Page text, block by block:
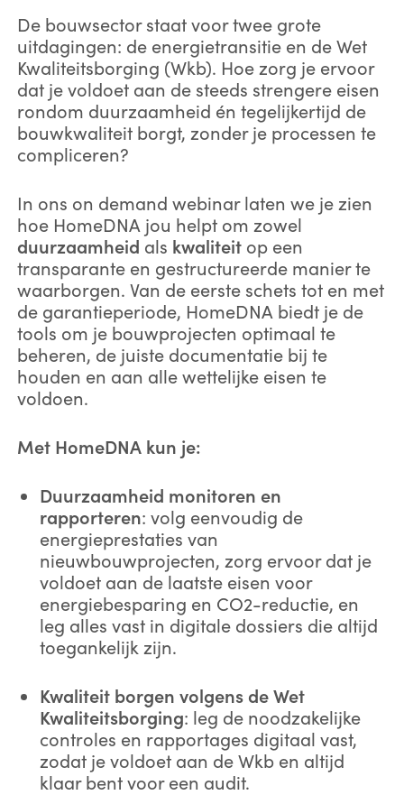
De bouwsector staat voor twee grote
uitdagingen: de energietransitie en de Wet
Kwaliteitsborging (Wkb). Hoe zorg je ervoor
dat je voldoet aan de steeds strengere eisen
rondom duurzaamheid én tegelijkertijd de
bouwkwaliteit borgt, zonder je processen te
compliceren?
In ons on demand webinar laten we je zien
hoe HomeDNA jou helpt om zowel
duurzaamheid als kwaliteitop een
transparante en gestructureerde manier te
waarborgen. Van de eerste schets tot en met
de garantieperiode, HomeDNA biedt je de
tools om je bouwprojecten optimaal te
beheren, de juiste documentatie bij te
houden en aan alle wettelijke eisen te
voldoen.
Met HomeDNA kun je:
Duurzaamheid monitoren en
rapporteren: volg eenvoudig de
energieprestaties van
nieuwbouwprojecten, zorg ervoor dat je
voldoet aan de laatste eisen voor
energiebesparing en CO2-reductie, en
leg alles vast in digitale dossiers die altijd
toegankelijk zijn.
Kwaliteit borgen volgens de Wet
Kwaliteitsborging: leg de noodzakelijke
controles en rapportages digitaal vast,
zodat je voldoet aan de Wkb en altijd
klaar bent voor een audit.